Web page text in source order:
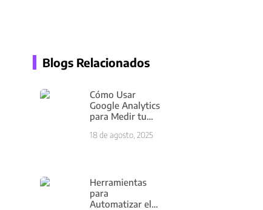
Blogs Relacionados
Cómo Usar
Google Analytics
para Medir tu
18 de agosto, 2025
Herramientas
para
Automatizar el